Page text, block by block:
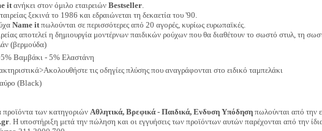
itανήκει στον όμιλο εταιρειών Bestseller.
ξεκινά το 1986 και εδραιώνεται τη δεκαετία του '90.
Name itπωλούνται σε περισσότερες από 20 αγορές, κυρίως ευρωπαϊκές.
αποτελεί η δημιουργία μοντέρνων παιδικών ρούχων που θα διαθέτουν το σωστό στυλ, τη
(βερμούδα)
Βαμβάκι - 5% Ελαστάνη
τις οδηγίες πλύσης που αναγράφονται στο ειδικό ταμπελάκι
(Black)
προϊόντα των κατηγοριώνΑθλητικά, Βρεφικά - Παιδικά, Ενδυση Υπόδηση πωλούνται από την
. Η υποστήριξη μετά την πώληση και οι εγγυήσεις των προϊόντων αυτών παρέχονται από την